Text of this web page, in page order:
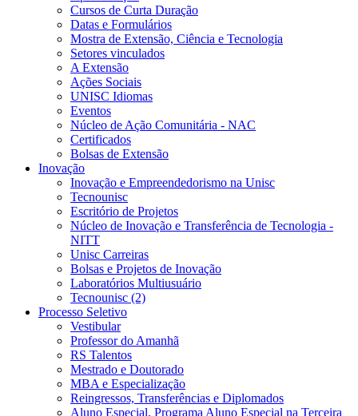
Cursos de Curta Duração
Datas e Formulários
Mostra de Extensão, Ciência e Tecnologia
Setores vinculados
A Extensão
Ações Sociais
UNISC Idiomas
Eventos
Núcleo de Ação Comunitária - NAC
Certificados
Bolsas de Extensão
Inovação
Inovação e Empreendedorismo na Unisc
Tecnounisc
Escritório de Projetos
Núcleo de Inovação e Transferência de Tecnologia -
NITT
Unisc Carreiras
Bolsas e Projetos de Inovação
Laboratórios Multiusuário
Tecnounisc (2)
Processo Seletivo
Vestibular
Professor do Amanhã
RS Talentos
Mestrado e Doutorado
MBA e Especialização
Reingressos, Transferências e Diplomados
Aluno Especial, Programa Aluno Especial na Terceira